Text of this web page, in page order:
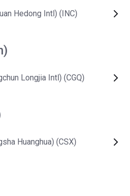
Hedong Intl) (INC)
Longjia Intl) (CGQ)
Huanghua) (CSX)